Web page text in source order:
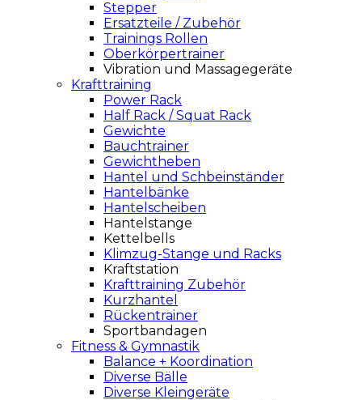
Stepper
Ersatzteile / Zubehör
Trainings Rollen
Oberkörpertrainer
Vibration und Massagegeräte
Krafttraining
Power Rack
Half Rack / Squat Rack
Gewichte
Bauchtrainer
Gewichtheben
Hantel und Schbeinständer
Hantelbänke
Hantelscheiben
Hantelstange
Kettelbells
Klimzug-Stange und Racks
Kraftstation
Krafttraining Zubehör
Kurzhantel
Rückentrainer
Sportbandagen
Fitness & Gymnastik
Balance + Koordination
Diverse Bälle
Diverse Kleingeräte